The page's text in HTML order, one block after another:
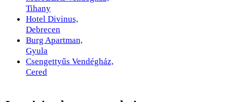
Tihany
Hotel Divinus,
Debrecen
Burg Apartman,
Gyula
Csengettyűs Vendégház,
Cered